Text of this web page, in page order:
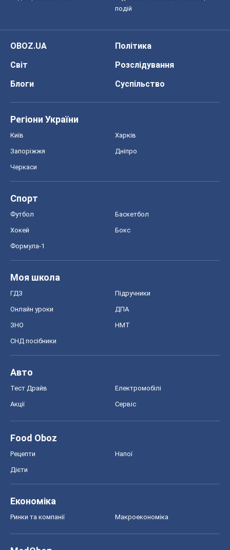
подій
OBOZ.UA
Політика
Світ
Розслідування
Блоги
Суспільство
Регіони України
Київ Харків
Запоріжжя Дніпро
Черкаси
Спорт
Футбол Баскетбол
Хокей Бокс
Формула-1
Моя школа
ГДЗ Підручники
Онлайн уроки ДПА
ЗНО НМТ
СНД посібники
Авто
Тест Драйв Електромобілі
Акції Сервіс
Food Oboz
Рецепти Напої
Дієти
Економіка
Ринки та компанії Макроекономіка